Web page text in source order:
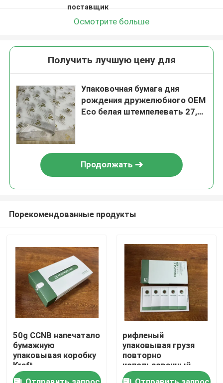
Дом
Продукты
Ролики
поставщик
Осмотрите больше
Получить лучшую цену для
Упаковочная бумага дня
рождения дружелюбного OEM
Eco белая штемпелевать 27,5
Продолжать
Порекомендованные продукты
50g CCNB напечатало
бумажную
упаковывая коробку
Kraft
персонализировало
рифленый
упаковывая грузя
повторно
использованный
упаковывая логотип